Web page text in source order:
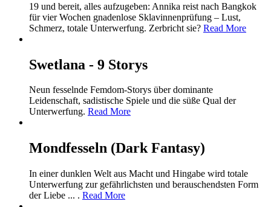
19 und bereit, alles aufzugeben: Annika reist nach Bangkok
für vier Wochen gnadenlose Sklavinnenprüfung – Lust,
Schmerz, totale Unterwerfung. Zerbricht sie? Read More
Swetlana - 9 Storys
Neun fesselnde Femdom-Storys über dominante
Leidenschaft, sadistische Spiele und die süße Qual der
Unterwerfung. Read More
Mondfesseln (Dark Fantasy)
In einer dunklen Welt aus Macht und Hingabe wird totale
Unterwerfung zur gefährlichsten und berauschendsten Form
der Liebe ... . Read More